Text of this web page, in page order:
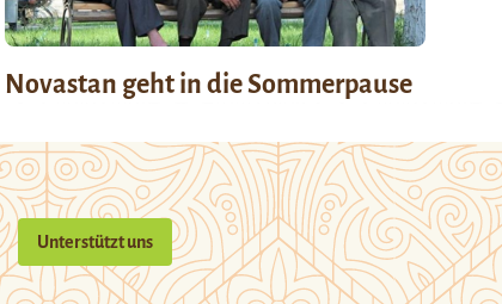
Novastan geht in die Sommerpause
Unterstützt uns